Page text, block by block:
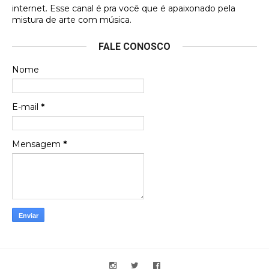
Francierton
futuras aquisições, e olhando o encarte aqui, me
Francierton
Espero que tenham sentido minha falta, informo
que estou de volta para trazer mais contribuições
internet. Esse canal é pra você que é apaixonado pela
mistura de arte com música.
FALE CONOSCO
Nome
E-mail *
Mensagem *